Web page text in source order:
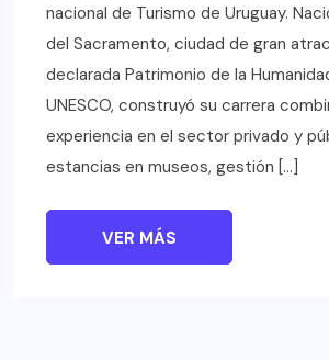
nacional de Turismo de Uruguay.
del Sacramento, ciudad de gran
declarada Patrimonio de la
UNESCO, construyó su carrera
experiencia en el sector privado y
estancias en museos, gestión […]
VER MÁS